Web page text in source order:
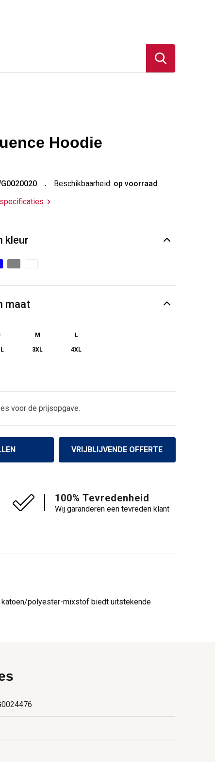
Hoodie
Beschikbaarheid: op voorraad
kleur
maat
M L
3XL 4XL
voor de prijsopgave.
VRIJBLIJVENDE OFFERTE
100% Tevredenheid
Wij garanderen een tevreden klant
katoen/polyester-mixstof biedt uitstekende